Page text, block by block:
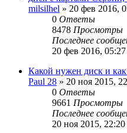
milsilhel » 20 фев 2016,
0 Ответы
8478 Просмотры
Последнее
20 фев 2016, 05:27
Какой нужен диск и
Paul 28 » 20 ноя 2015,
0 Ответы
9661 Просмотры
Последнее
20 ноя 2015, 22:20